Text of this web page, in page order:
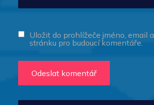
Uložit do prohlížeče jméno, email
stránku pro budoucí komentáře.